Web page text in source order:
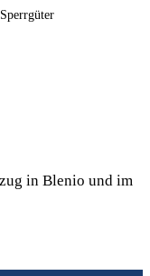
in Blenio und im